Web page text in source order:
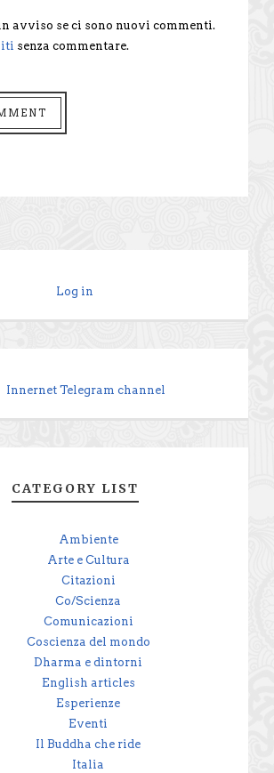
avviso se ci sono nuovi commenti.
senza commentare.
Log in
Innernet Telegram channel
CATEGORY LIST
Ambiente
Arte e Cultura
Citazioni
Co/Scienza
Comunicazioni
Coscienza del mondo
Dharma e dintorni
English articles
Esperienze
Eventi
Il Buddha che ride
Italia